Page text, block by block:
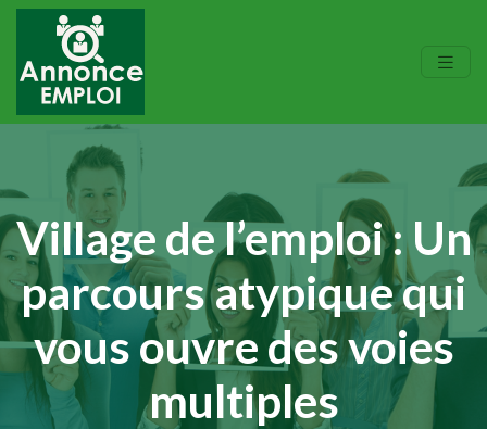
Village de l’emploi : Un
parcours atypique qui
vous ouvre des voies
multiples